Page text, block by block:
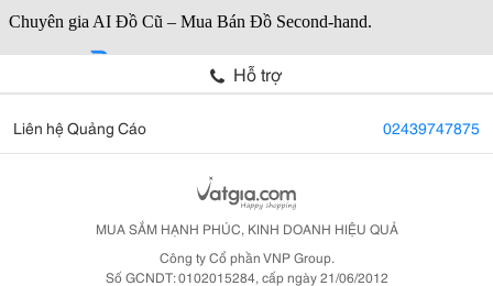
Hỗ trợ
Liên hệ Quảng Cáo 02439747875
MUA SẮM HẠNH PHÚC, KINH DOANH HIỆU QUẢ
Công ty Cổ phần VNP Group.
Số GCNDT: 0102015284, cấp ngày 21/06/2012